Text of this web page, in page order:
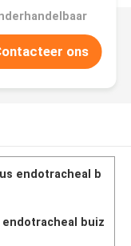
ons
endotracheal b
buiz